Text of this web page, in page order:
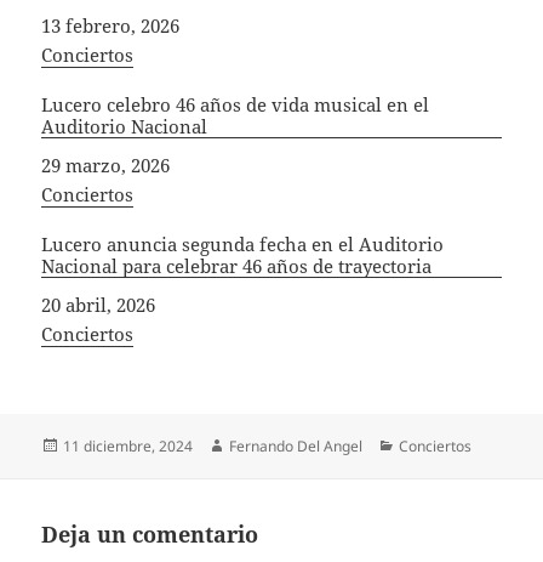
Fecha
13 febrero, 2026
In relation to
Conciertos
Lucero celebro 46 años de vida musical en el
Auditorio Nacional
Fecha
29 marzo, 2026
In relation to
Conciertos
Lucero anuncia segunda fecha en el Auditorio
Nacional para celebrar 46 años de trayectoria
Fecha
20 abril, 2026
In relation to
Conciertos
Publicado
11 diciembre, 2024 Autor
Fernando Del Angel Categorías
Conciertos
Deja un comentario